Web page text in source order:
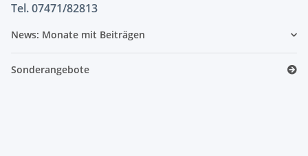
Tel. 07471/82813
News: Monate mit Beiträgen
Sonderangebote